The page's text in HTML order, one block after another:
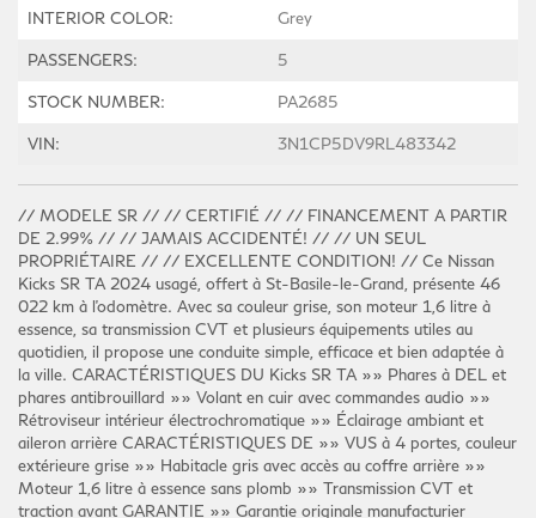
INTERIOR COLOR: Grey
PASSENGERS: 5
STOCK NUMBER: PA2685
VIN: 3N1CP5DV9RL483342
// MODELE SR // // CERTIFIÉ // // FINANCEMENT A PARTIR
DE 2.99% // // JAMAIS ACCIDENTÉ! // // UN SEUL
PROPRIÉTAIRE // // EXCELLENTE CONDITION! // Ce Nissan
Kicks SR TA 2024 usagé, offert à St-Basile-le-Grand, présente 46
022 km à l'odomètre. Avec sa couleur grise, son moteur 1,6 litre à
essence, sa transmission CVT et plusieurs équipements utiles au
quotidien, il propose une conduite simple, efficace et bien adaptée à
la ville. CARACTÉRISTIQUES DU Kicks SR TA »» Phares à DEL et
phares antibrouillard »» Volant en cuir avec commandes audio »»
Rétroviseur intérieur électrochromatique »» Éclairage ambiant et
aileron arrière CARACTÉRISTIQUES DE »» VUS à 4 portes, couleur
extérieure grise »» Habitacle gris avec accès au coffre arrière »»
Moteur 1,6 litre à essence sans plomb »» Transmission CVT et
traction avant GARANTIE »» Garantie originale manufacturier